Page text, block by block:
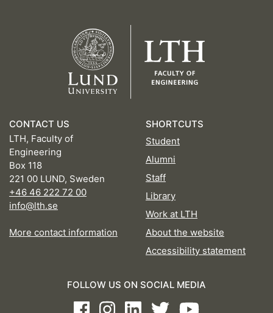
CONTACT US
LTH, Faculty of
Engineering
Box 118
221 00 LUND, Sweden
+46 46 222 72 00
info@lth.se
More contact information
SHORTCUTS
Student
Alumni
Staff
Library
Work at LTH
About the website
Accessibility statement
FOLLOW US ON SOCIAL MEDIA
FacebookInstagramLinkedInTwitterYoutube